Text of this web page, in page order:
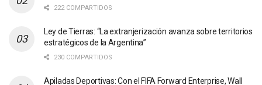
222 COMPARTIDOS
Ley de Tierras: “La extranjerización avanza sobre territorios
estratégicos de la Argentina”
230 COMPARTIDOS
Apiladas Deportivas: Con el FIFA Forward Enterprise, Wall